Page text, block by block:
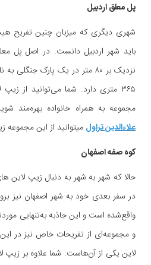
پل معلق اردبیل
شهری دیگری که میزبان چنین تفریح
باید شهر اردبیل دانست. در اصل پل
نزدیک بر ۸۰ متر در یک پارک
۳۶۵ متری دارد. شما می‌توانید از
مجموعه به همراه خانواده بهره‌مند
علاءالدین تراول میتوانید از این مجموعه
کوه صفه اصفهان
حالا که شهر به شهر به دنبال زیپ
در سفر بعدی خود به شهر اصفهان نیز
واقع‌شده است و این جاذبه به‌تنهایی
و مجموعه‌ای از تفریحات خاص نیز در
لاین یکی از آن‌هاست. شما علاوه بر زیپ